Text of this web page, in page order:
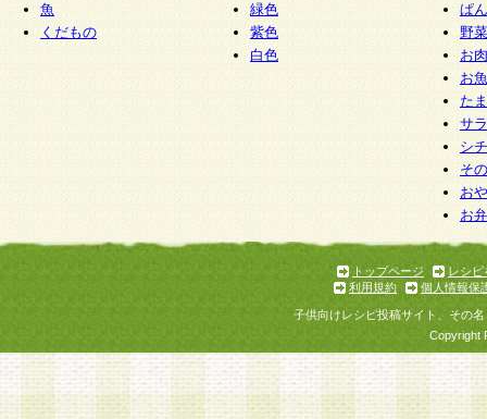
魚
くだもの
緑色
紫色
白色
ぱん
野
お
お
た
サ
シ
そ
お
お
トップページ
レシピ
利用規約
個人情報保
子供向けレシピ投稿サイト、その
Copyright